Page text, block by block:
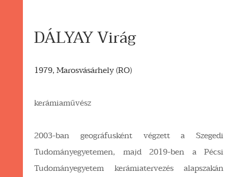
DÁLYAY Virág
1979, Marosvásárhely (RO)
kerámiaművész
2003-ban geográfusként végzett a Szegedi
Tudományegyetemen, majd 2019-ben a Pécsi
Tudományegyetem kerámiatervezés alapszakán